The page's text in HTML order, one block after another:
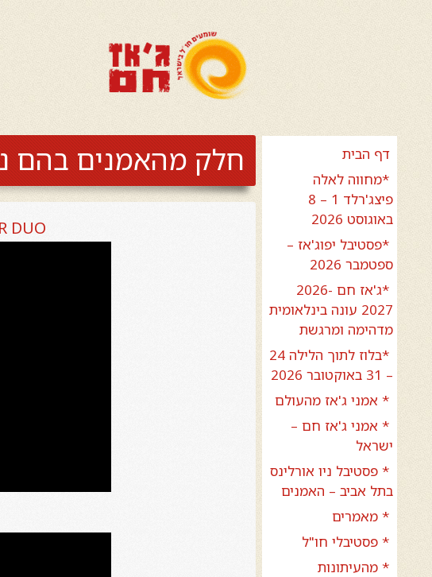
דף הבית
*מחווה לאלה
פיצג'רלד 1 – 8
באוגוסט 2026
*פסטיבל יפוג'אז –
ספטמבר 2026
*ג'אז חם 2026-
2027 עונה בינלאומית
מדהימה ומרגשת
*בלוז לתוך הלילה 24
– 31 באוקטובר 2026
* אמני ג'אז מהעולם
* אמני ג'אז חם –
ישראל
* פסטיבל ניו אורלינס
בתל אביב – האמנים
* מאמרים
* פסטיבלי חו"ל
* מהעיתונות
חלק מהאמנים בהם
DUO